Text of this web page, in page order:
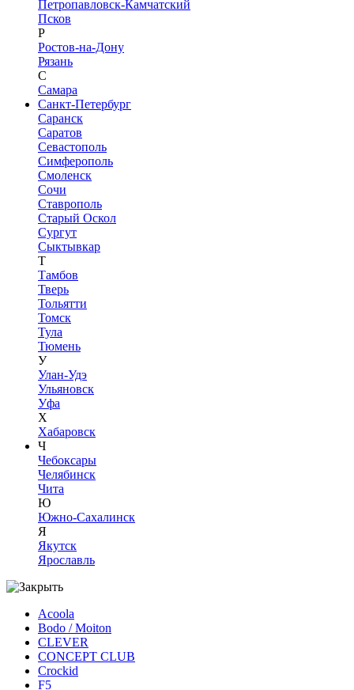
Петропавловск-Камчатский
Псков
Р
Ростов-на-Дону
Рязань
С
Самара
Санкт-Петербург
Саранск
Саратов
Севастополь
Симферополь
Смоленск
Сочи
Ставрополь
Старый Оскол
Сургут
Сыктывкар
Т
Тамбов
Тверь
Тольятти
Томск
Тула
Тюмень
У
Улан-Удэ
Ульяновск
Уфа
Х
Хабаровск
Ч
Чебоксары
Челябинск
Чита
Ю
Южно-Сахалинск
Я
Якутск
Ярославль
Acoola
Bodo / Moiton
CLEVER
CONCEPT CLUB
Crockid
F5